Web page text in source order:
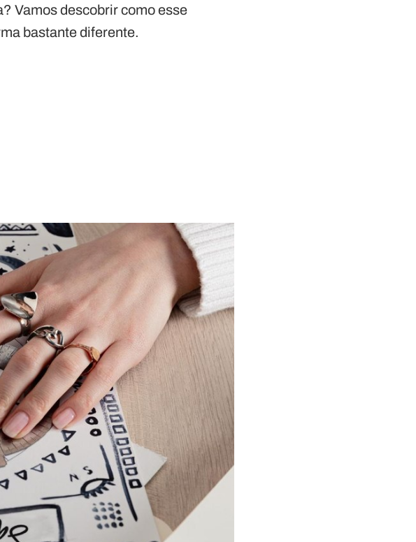
Vamos descobrir como esse
bastante diferente.